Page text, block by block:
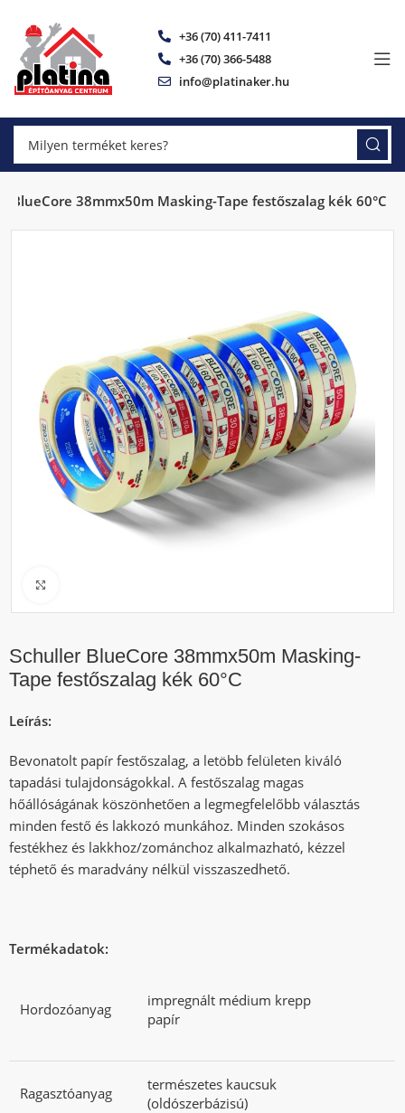
+36 (70) 411-7411
+36 (70) 366-5488
info@platinaker.hu
BlueCore 38mmx50m Masking-Tape festőszalag kék 60°C
Schuller BlueCore 38mmx50m Masking-
Tape festőszalag kék 60°C
Leírás:
Bevonatolt papír festőszalag, a letöbb felületen kiváló
tapadási tulajdonságokkal. A festőszalag magas
hőállóságának köszönhetően a legmegfelelőbb választás
minden festő és lakkozó munkához. Minden szokásos
festékhez és lakkhoz/zománchoz alkalmazható, kézzel
téphető és maradvány nélkül visszaszedhető.
Termékadatok:
Hordozóanyag
impregnált médium krepp
papír
Ragasztóanyag
természetes kaucsuk
(oldószerbázisú)